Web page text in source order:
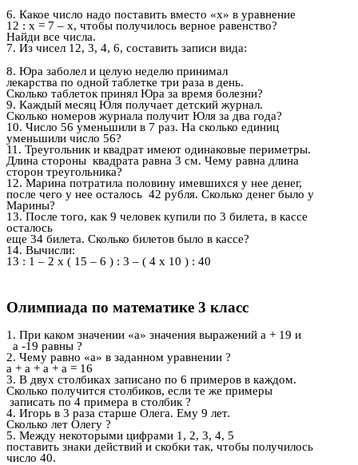
6. Какое число надо поставить вместо «х» в уравнение
12 : х = 7 – х, чтобы получилось верное равенство?
Найди все числа.
7. Из чисел 12, 3, 4, 6, составить записи вида:
8. Юра заболел и целую неделю принимал
лекарства по одной таблетке три раза в день.
Сколько таблеток принял Юра за время болезни?
9. Каждый месяц Юля получает детский журнал.
Сколько номеров журнала получит Юля за два года?
10. Число 56 уменьшили в 7 раз. На сколько единиц
уменьшили число 56?
11. Треугольник и квадрат имеют одинаковые периметры.
Длина стороны квадрата равна 3 см. Чему равна длина
сторон треугольника?
12. Марина потратила половину имевшихся у нее денег,
после чего у нее осталось 42 рубля. Сколько денег было у
Марины?
13. После того, как 9 человек купили по 3 билета, в кассе
осталось
еще 34 билета. Сколько билетов было в кассе?
14. Вычисли:
13 : 1 – 2 х ( 15 – 6 ) : 3 – ( 4 х 10 ) : 40
Олимпиада по математике 3 класс
1. При каком значении «а» значения выражений а + 19 и
а -19 равны ?
2. Чему равно «а» в заданном уравнении ?
а + а + а + а = 16
3. В двух столбиках записано по 6 примеров в каждом.
Сколько получится столбиков, если те же примеры
записать по 4 примера в столбик ?
4. Игорь в 3 раза старше Олега. Ему 9 лет.
Сколько лет Олегу ?
5. Между некоторыми цифрами 1, 2, 3, 4, 5
поставить знаки действий и скобки так, чтобы получилось
число 40.